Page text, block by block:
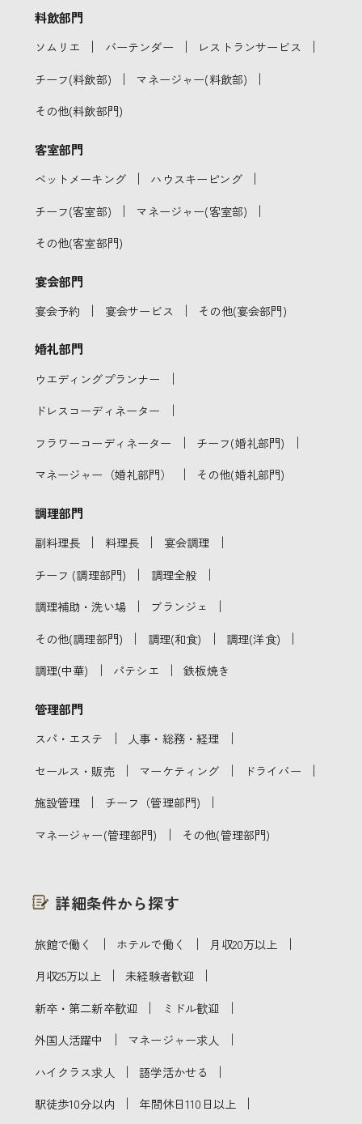
料飲部門
ソムリエ ｜ バーテンダー ｜ レストランサービス ｜
チーフ(料飲部) ｜ マネージャー(料飲部) ｜
その他(料飲部門)
客室部門
ベットメーキング ｜ ハウスキーピング ｜
チーフ(客室部) ｜ マネージャー(客室部) ｜
その他(客室部門)
宴会部門
宴会予約 ｜ 宴会サービス ｜ その他(宴会部門)
婚礼部門
ウエディングプランナー ｜
ドレスコーディネーター ｜
フラワーコーディネーター ｜ チーフ(婚礼部門) ｜
マネージャー（婚礼部門） ｜ その他(婚礼部門)
調理部門
副料理長 ｜ 料理長 ｜ 宴会調理 ｜
チーフ (調理部門) ｜ 調理全般 ｜
調理補助・洗い場 ｜ ブランジェ ｜
その他(調理部門) ｜ 調理(和食) ｜ 調理(洋食) ｜
調理(中華) ｜ パテシエ ｜ 鉄板焼き
管理部門
スパ・エステ ｜ 人事・総務・経理 ｜
セールス・販売 ｜ マーケティング ｜ ドライバー ｜
施設管理 ｜ チーフ（管理部門) ｜
マネージャー(管理部門) ｜ その他(管理部門)
詳細条件から探す
旅館で働く ｜ ホテルで働く ｜ 月収20万以上 ｜
月収25万以上 ｜ 未経験者歓迎 ｜
新卒・第二新卒歓迎 ｜ ミドル歓迎 ｜
外国人活躍中 ｜ マネージャー求人 ｜
ハイクラス求人 ｜ 語学活かせる ｜
駅徒歩10分以内 ｜ 年間休日110日以上 ｜